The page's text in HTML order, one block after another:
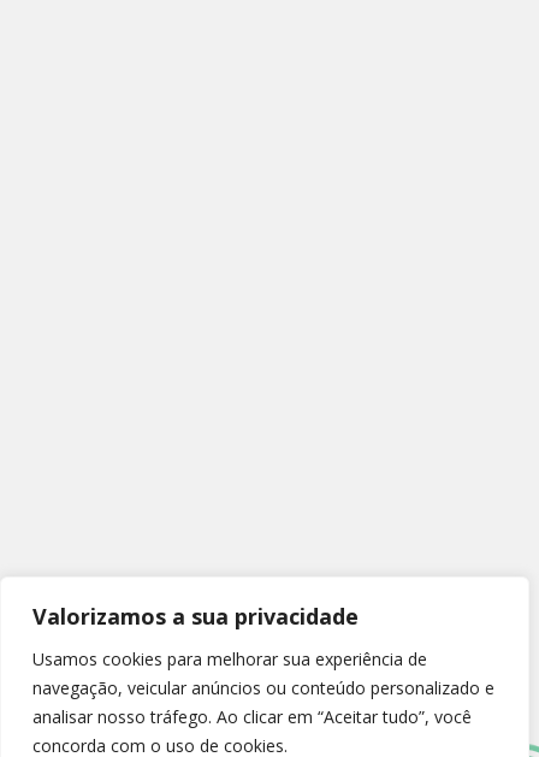
Valorizamos a sua privacidade
Usamos cookies para melhorar sua experiência de
navegação, veicular anúncios ou conteúdo personalizado e
analisar nosso tráfego. Ao clicar em “Aceitar tudo”, você
concorda com o uso de cookies.